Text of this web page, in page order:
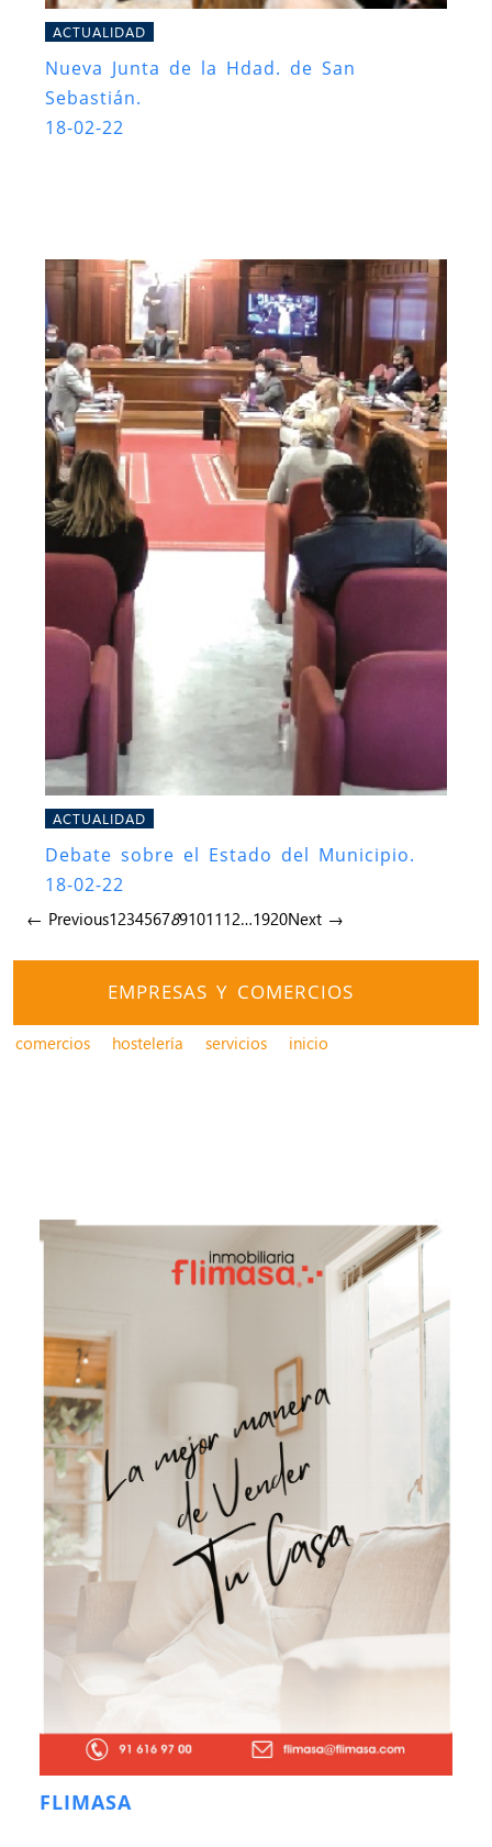
ACTUALIDAD
Nueva Junta de la Hdad. de San
Sebastián.
18-02-22
ACTUALIDAD
Debate sobre el Estado del Municipio.
18-02-22
← Previous123456789101112…1920Next →
EMPRESAS Y COMERCIOS
comercios hostelería servicios inicio
FLIMASA